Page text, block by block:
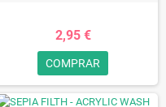
2,95 €
COMPRAR